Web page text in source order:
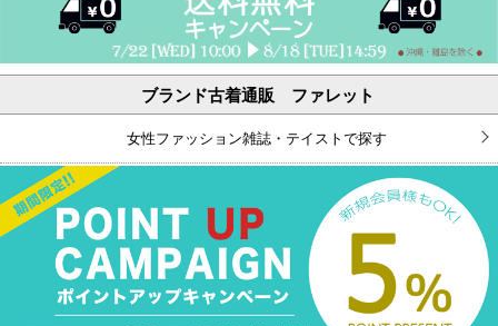
ブランド古着通販 ファレット
女性ファッション雑誌・テイストで探す